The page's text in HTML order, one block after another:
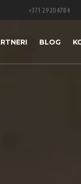
+371 29204784
BLOG